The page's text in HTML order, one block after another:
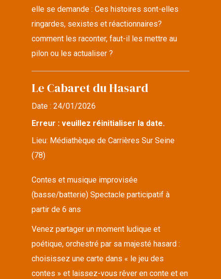
elle se demande : Ces histoires sont-elles
ringardes, sexistes et réactionnaires?
comment les raconter, faut-il les mettre au
pilon ou les actualiser ?
Le Cabaret du Hasard
Date :24/01/2026
Erreur : veuillez réinitialiser la date.
Lieu: Médiathèque de Carrières Sur Seine
(78)
Contes et musique improvisée
(basse/batterie) Spectacle participatif à
partir de 6 ans
Venez partager un moment ludique et
poétique, orchestré par sa majesté hasard :
choisissez une carte dans « le jeu des
contes » et laissez-vous rêver en conte et en